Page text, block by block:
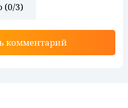
(0/3)
комментарий